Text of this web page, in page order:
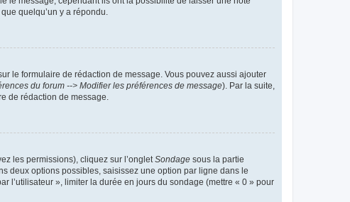
quelqu’un y a répondu.
le formulaire de rédaction de message. Vous pouvez aussi ajouter
du forum --> Modifier les préférences de message). Par la suite,
de rédaction de message.
les permissions), cliquez sur l’onglet Sondage sous la partie
deux options possibles, saisissez une option par ligne dans le
l’utilisateur », limiter la durée en jours du sondage (mettre « 0 » pour